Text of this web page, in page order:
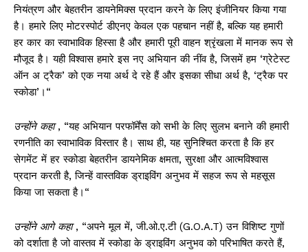
नियंत्रण और बेहतरीन डायनेमिक्स प्रदान करने के लिए इंजीनियर किया गया
है। हमारे लिए मोटरस्पोर्ट डीएनए केवल एक पहचान नहीं है, बल्कि यह हमारी
हर कार का स्वाभाविक हिस्सा है और हमारी पूरी वाहन श्रृंखला में मानक रूप से
मौजूद है। यही विश्वास हमारे इस नए अभियान की नींव है, जिसमें हम ‘ग्रेटेस्ट
ऑन अ ट्रैक’ को एक नया अर्थ दे रहे हैं और इसका सीधा अर्थ है, ‘ट्रैक पर
स्कोडा’।“
उन्होंने कहा, “यह अभियान परफॉर्मेंस को सभी के लिए सुलभ बनाने की हमारी
रणनीति का स्वाभाविक विस्तार है। साथ ही, यह सुनिश्चित करता है कि हर
सेगमेंट में हर स्कोडा बेहतरीन डायनेमिक क्षमता, सुरक्षा और आत्मविश्वास
प्रदान करती है, जिन्हें वास्तविक ड्राइविंग अनुभव में सहज रूप से महसूस
किया जा सकता है।“
उन्होंने आगे कहा, “अपने मूल में, जी.ओ.ए.टी (G.O.A.T) उन विशिष्ट गुणों
को दर्शाता है जो वास्तव में स्कोडा के ड्राइविंग अनुभव को परिभाषित करते हैं,